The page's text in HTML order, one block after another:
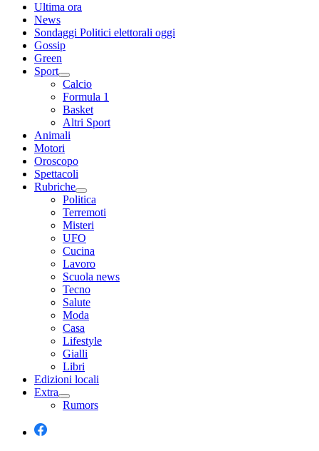
Ultima ora
News
Sondaggi Politici elettorali oggi
Gossip
Green
Sport
Calcio
Formula 1
Basket
Altri Sport
Animali
Motori
Oroscopo
Spettacoli
Rubriche
Politica
Terremoti
Misteri
UFO
Cucina
Lavoro
Scuola news
Tecno
Salute
Moda
Casa
Lifestyle
Gialli
Libri
Edizioni locali
Extra
Rumors